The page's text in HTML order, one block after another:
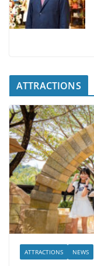
ATTRACTIONS
ATTRACTIONS NEWS